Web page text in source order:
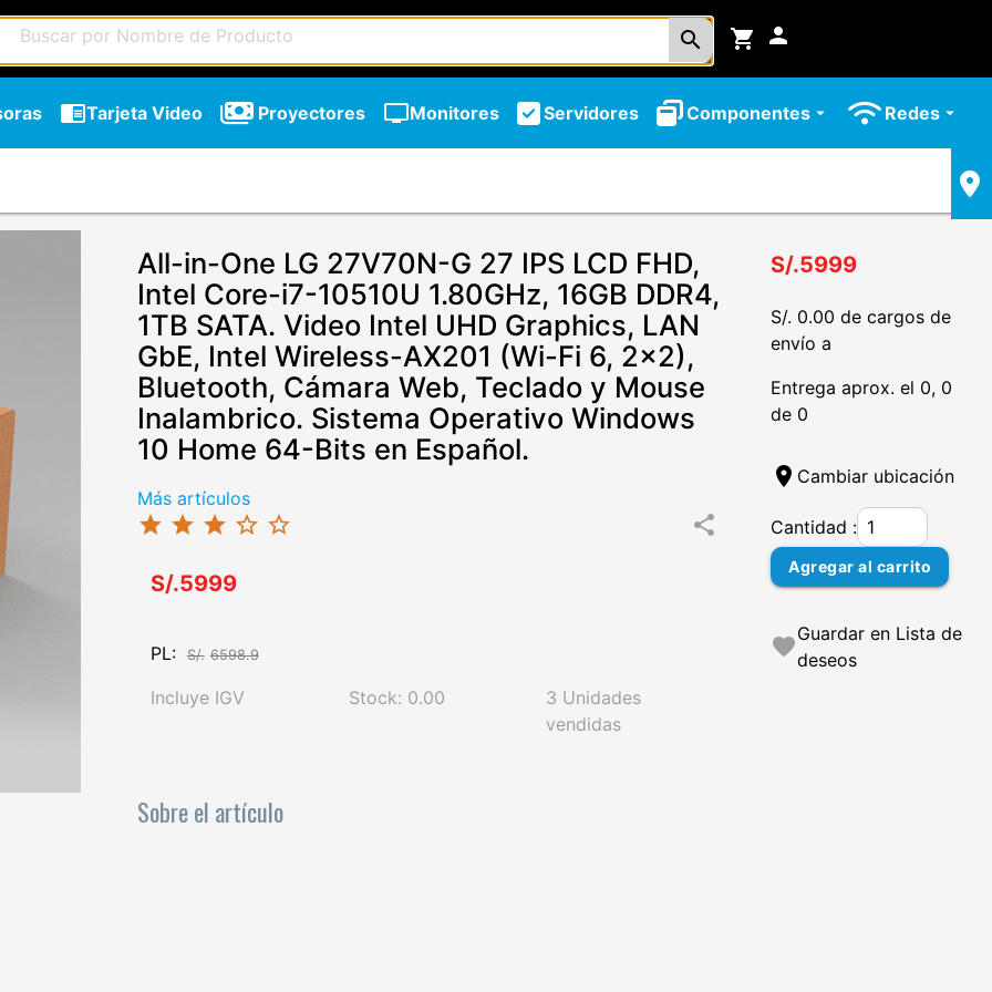
search shopping_cart person
chrome_reader_modeTarjeta Video Proyectores tvMonitores Servidores Componentesarrow_drop_down Redes arrow_drop_down
All-in-One LG 27V70N-G 27 IPS LCD FHD,
Intel Core-i7-10510U 1.80GHz, 16GB DDR4,
1TB SATA. Video Intel UHD Graphics, LAN
GbE, Intel Wireless-AX201 (Wi-Fi 6, 2x2),
Bluetooth, Cámara Web, Teclado y Mouse
Inalambrico. Sistema Operativo Windows
10 Home 64-Bits en Español.
Más artículos
star star star star_border star_border share
S/.5999
PL: S/. 6598.9
Incluye IGV Stock: 0.00
3 Unidades
vendidas
Sobre el artículo
S/.5999
S/. 0.00 de cargos de
envío a
Entrega aprox. el 0, 0
de 0
location_on Cambiar ubicación
Cantidad :
Agregar al carrito
favoriteGuardar en Lista de
deseos